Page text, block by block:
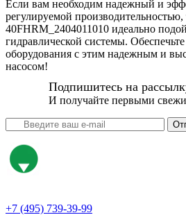
Если вам необходим надежный и
регулируемой
40FHRM_2404011010 идеально
гидравлической системы.
оборудования с этим надежным и
насосом!
Подпишитесь на
И получайте первыми
+7 (495) 739-39-99